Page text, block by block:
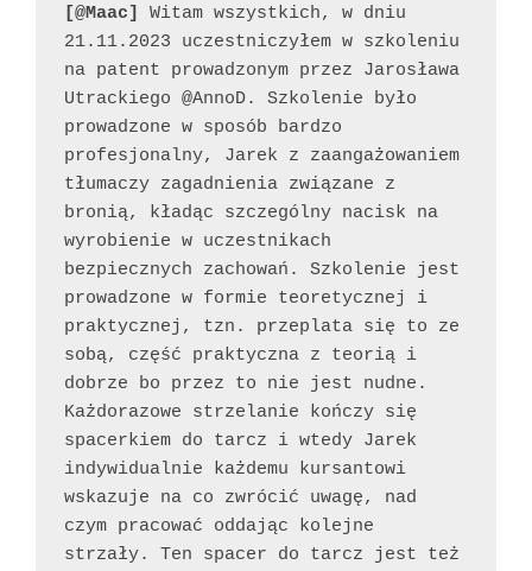
[@Maac] Witam wszystkich, w dniu
21.11.2023 uczestniczyłem w szkoleniu
na patent prowadzonym przez Jarosława
Utrackiego @AnnoD. Szkolenie było
prowadzone w sposób bardzo
profesjonalny, Jarek z zaangażowaniem
tłumaczy zagadnienia związane z
bronią, kładąc szczególny nacisk na
wyrobienie w uczestnikach
bezpiecznych zachowań. Szkolenie jest
prowadzone w formie teoretycznej i
praktycznej, tzn. przeplata się to ze
sobą, część praktyczna z teorią i
dobrze bo przez to nie jest nudne.
Każdorazowe strzelanie kończy się
spacerkiem do tarcz i wtedy Jarek
indywidualnie każdemu kursantowi
wskazuje na co zwrócić uwagę, nad
czym pracować oddając kolejne
strzały. Ten spacer do tarcz jest też